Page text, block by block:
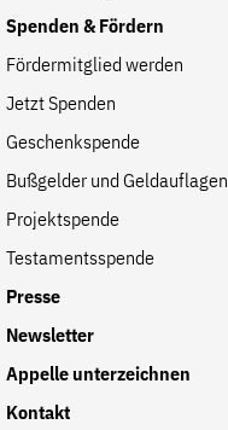
Spenden & Fördern
Fördermitglied werden
Jetzt Spenden
Geschenkspende
Bußgelder und Geldauflagen
Projektspende
Testamentsspende
Presse
Newsletter
Appelle unterzeichnen
Kontakt